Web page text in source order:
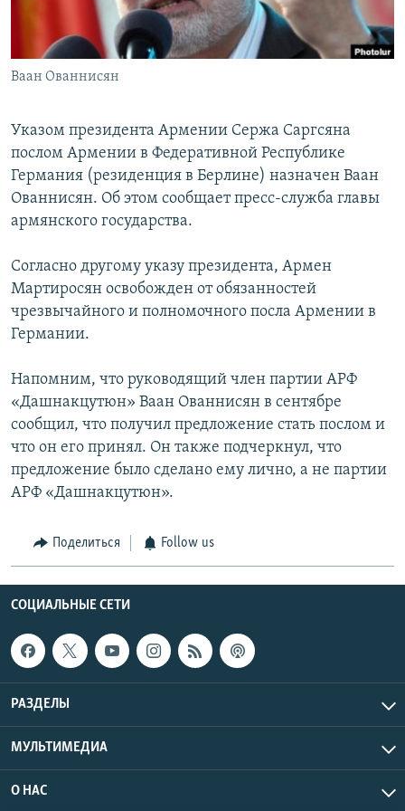
Հայերեն
English
Все сайты Радио Азатутюн
Ваан Ованнисян
Указом президента Армении Сержа Саргсяна
послом Армении в Федеративной Республике
Германия (резиденция в Берлине) назначен Ваан
Ованнисян. Об этом сообщает пресс-служба главы
армянского государства.
Согласно другому указу президента, Армен
Мартиросян освобожден от обязанностей
чрезвычайного и полномочного посла Армении в
Германии.
Напомним, что руководящий член партии АРФ
«Дашнакцутюн» Ваан Ованнисян в сентябре
сообщил, что получил предложение стать послом и
что он его принял. Он также подчеркнул, что
предложение было сделано ему лично, а не партии
АРФ «Дашнакцутюн».
Поделиться Follow us
СОЦИАЛЬНЫЕ СЕТИ
РАЗДЕЛЫ
МУЛЬТИМЕДИА
О НАС